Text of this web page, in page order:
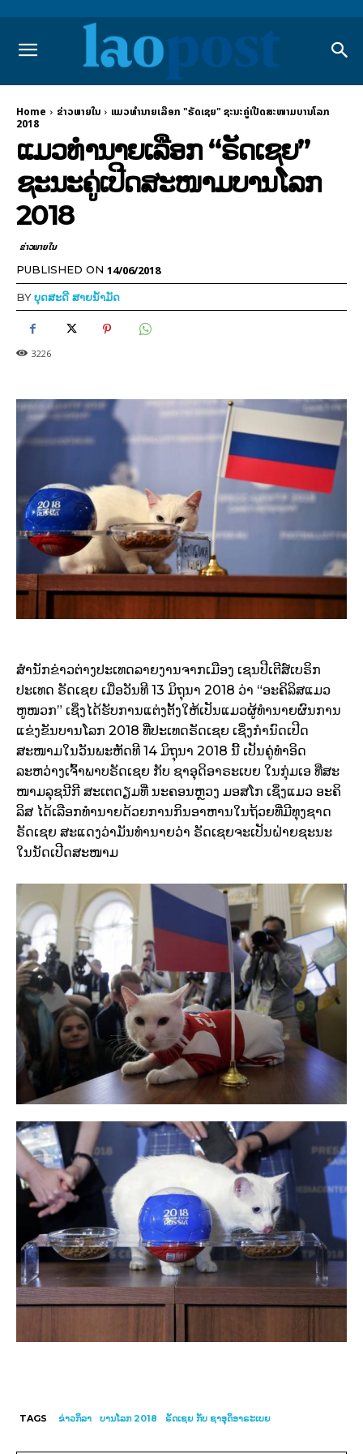
Home ຂ່າວພາຍ​ໃນ
ແມວທຳນາຍເລືອກ "ຣັດເຊຍ" ຊະນະຄູ່ເປີດສະໜາມບານໂລກ
2018
ແມວທຳນາຍເລືອກ “ຣັດເຊຍ”
ຊະນະຄູ່ເປີດສະໜາມບານໂລກ
2018
ຂ່າວພາຍ​ໃນ
PUBLISHED ON 14/06/2018
BYບຸດສະດີ ສາຍນ້ຳມັດ
3226
ສຳນັກຂ່າວຕ່າງປະເທດລາຍງານຈາກເມືອງ ເຊນປີເຕີສ໌ເບຣິກ
ປະເທດ ຣັດເຊຍ ເມື່ອວັນທີ 13 ມິຖຸນາ 2018 ວ່າ “ອະຄິລິສແມວ
ຫູໜວກ” ເຊິ່ງໄດ້ຮັບການແຕ່ງຕັ້ງໃຫ້ເປັນແມວຜູ້ທຳນາຍຜົນການ
ແຂ່ງຂັນບານໂລກ 2018 ທີ່ປະເທດຣັດເຊຍ ເຊິ່ງກຳນົດເປີດ
ສະໜາມໃນວັນພະຫັດທີ 14 ມິຖຸນາ 2018 ນີ້ ເປັນຄູ່ທຳອິດ
ລະຫວ່າງເຈົ້າພາບຣັດເຊຍ ກັບ ຊາອຸດິອາຣະເບຍ ໃນກຸ່ມເອ ທີ່ສະ
ໜາມລຸຊນີກີ ສະເຕດຽມທີ່ ນະຄອນຫຼວງ ມອສໂກ ເຊິ່ງແມວ ອະຄິ
ລິສ ໄດ້ເລືອກທຳນາຍດ້ວຍການກິນອາຫານໃນຖ້ວຍທີ່ມີທຸງຊາດ
ຣັດເຊຍ ສະແດງວ່າມັນທຳນາຍວ່າ ຣັດເຊຍຈະເປັນຝ່າຍຊະນະ
ໃນນັດເປີດສະໜາມ
TAGS ຂ່າວກິລາ ບານໂລກ 2018 ຣັດເຊຍ ກັບ ຊາອຸດິອາຣະເບຍ